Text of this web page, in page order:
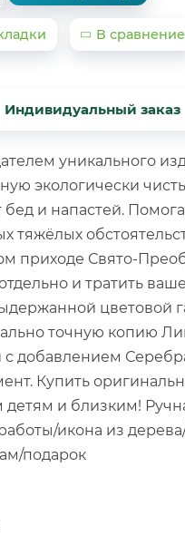
В сравнение
Индивидуальный заказ
уникального
экологически
и напастей.
приходе Свято-
и тратить
точную копию
с добавлением
Купить
и близким!
икона из
подарок